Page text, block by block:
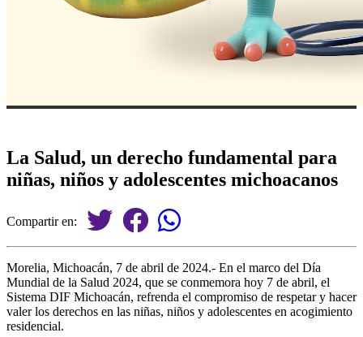
La Salud, un derecho fundamental para
niñas, niños y adolescentes michoacanos
Compartir en:
Morelia, Michoacán, 7 de abril de 2024.- En el marco del Día
Mundial de la Salud 2024, que se conmemora hoy 7 de abril, el
Sistema DIF Michoacán, refrenda el compromiso de respetar y hacer
valer los derechos en las niñas, niños y adolescentes en acogimiento
residencial.